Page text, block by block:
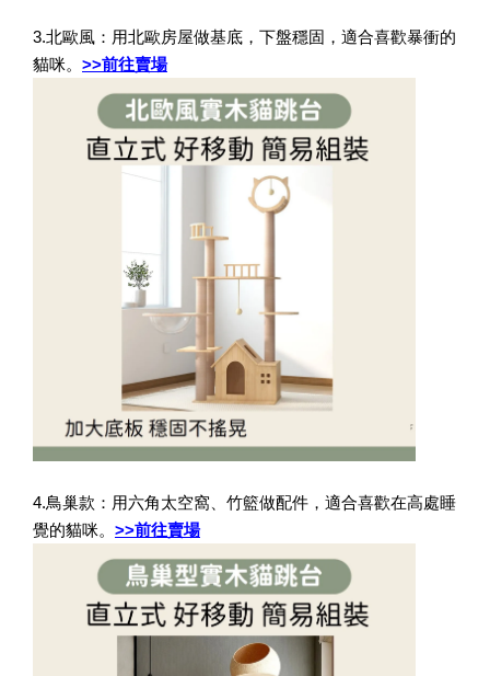
3.北歐風：用北歐房屋做基底，下盤穩固，適合喜歡暴衝的
貓咪。 >>前往賣場
4.鳥巢款：用六角太空窩、竹籃做配件，適合喜歡在高處睡
覺的貓咪。 >>前往賣場